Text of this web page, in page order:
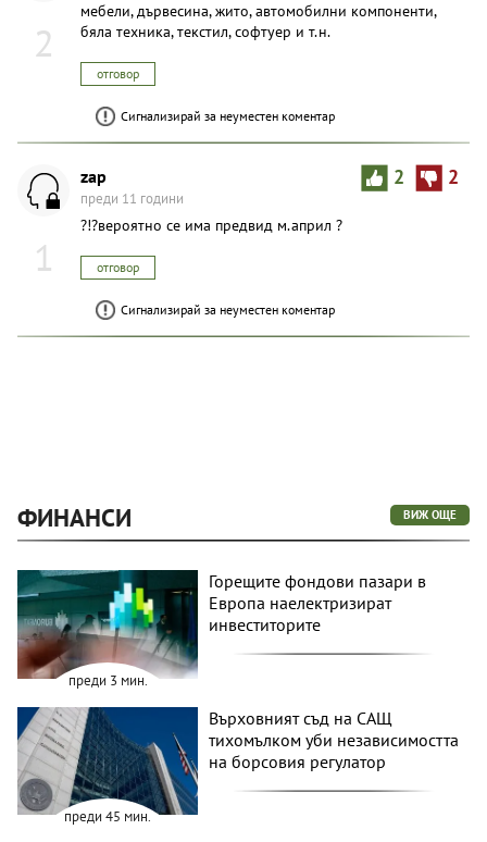
2
мебели, дървесина, жито, автомобилни компоненти,
бяла техника, текстил, софтуер и т.н.
отговор
Сигнализирай за неуместен коментар
1
2 2
zap
преди 11 години
?!?вероятно се има предвид м.април ?
отговор
Сигнализирай за неуместен коментар
ФИНАНСИ ВИЖ ОЩЕ
преди 3 мин.
Горещите фондови пазари в
Европа наелектризират
инвеститорите
преди 45 мин.
Върховният съд на САЩ
тихомълком уби независимостта
на борсовия регулатор